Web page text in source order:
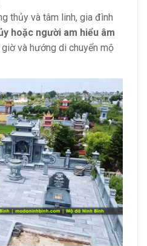
thủy và tâm linh, gia đình
hoặc người am hiểu âm
và hướng di chuyển mộ